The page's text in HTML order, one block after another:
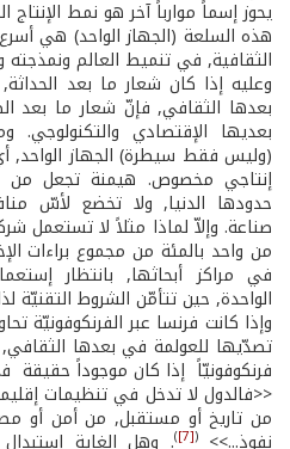
يحوز إسماً موارباً آخر هو نمط الإنتاج
هذه السلعة (الجهاز الواحد) هي
الثقافية, في تنميط العالم
وعليه إذا كان شعار ما بعد
بعدها الثقافي, فإنّ شعار ما بعد
بعديها الإقتصادي
(وليس فقط سيطرة) الجهاز الواحد,
إنتاجي مخصوص. هيمنة تجعل
حدودها الدنيا, ولا تخضع لأسّ
صناعة. وإلاّ لماذا مثلاً لا تستعمل
من واحد بالمئة من مجموع براءات
في مراكز أبحاثها, بانتظار
الواحدة, حين تتأمّن الشروط التقنيّة
وإذا كانت فرنسا عبر الفرنكوفونيّة
تصدّيها للعولمة في بعدها
فرنكوفونيّاً ­ إذا كان موجوداً حقيقة
<<فالدول لا تدخل في تنظيمات
من تاريخ أو مستقبل, من أمن أو
نفوذ...>>(
[7]
). وهل الغاية